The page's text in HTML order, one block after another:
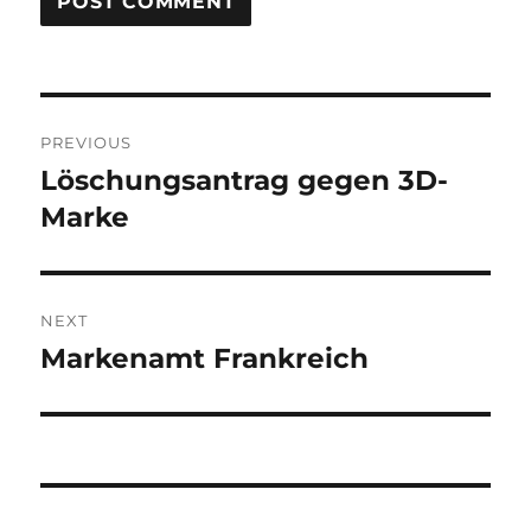
navigation
PREVIOUS
Previous
post:
Löschungsantrag gegen 3D-
Marke
NEXT
Next
Markenamt Frankreich